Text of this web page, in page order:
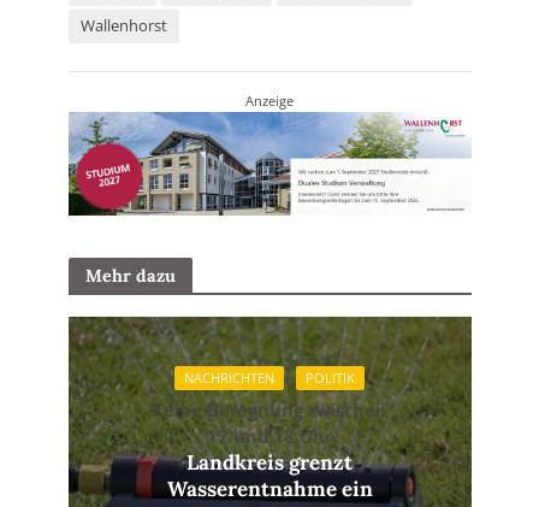
Wallenhorst
Anzeige
Mehr dazu
NACHRICHTEN POLITIK
Keine Beregnung zwischen
12 und 18 Uhr
Landkreis grenzt
Wasserentnahme ein